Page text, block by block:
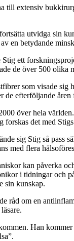
extensiv
utvidga sin
en betydande
ett
de över 500
som visade
efterföljande åren
över hela
det med
sig Stig så pass
med flera
kan påverka
i tidningar och
sin kunskap.
råd om en
Han